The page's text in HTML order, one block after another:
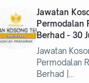
Jawatan
Permodalan
Berhad - 30
Jawatan
Permodalan